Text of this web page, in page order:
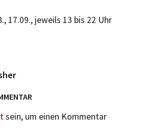
17.09., jeweils 13 bis 22 Uhr
sein, um einen Kommentar